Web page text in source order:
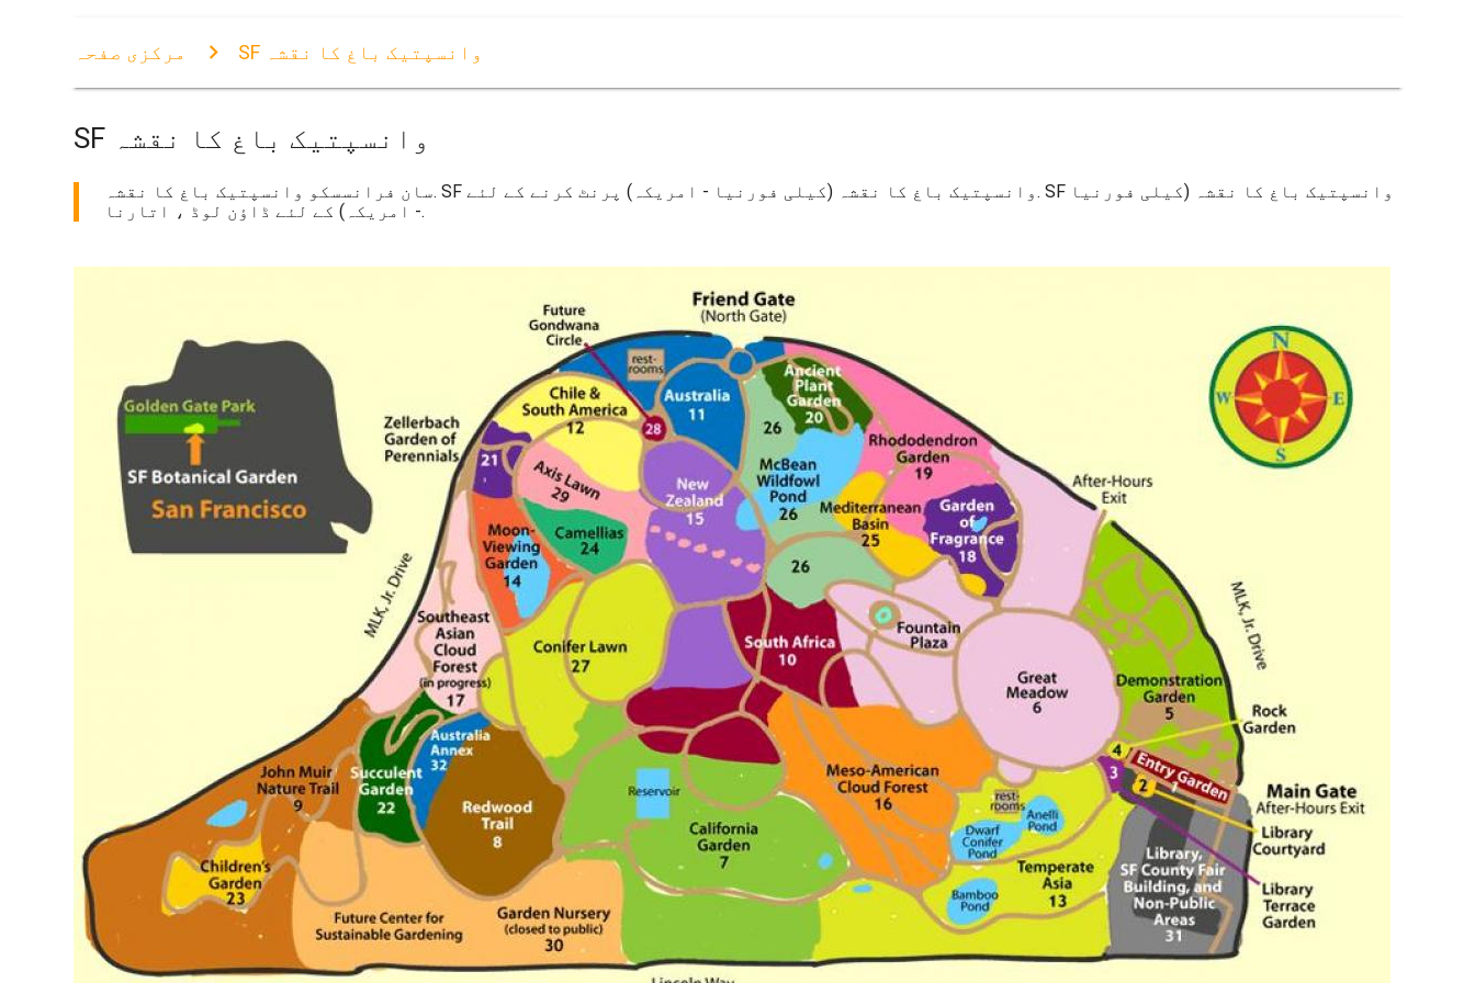
مرکزی صفحہ SF وانسپتیک باغ کا نقشہ
SF وانسپتیک باغ کا نقشہ
سان فرانسسکو وانسپتیک باغ کا نقشہ. SF وانسپتیک باغ کا نقشہ (کیلی فورنیا - امریکہ) پرنٹ کرنے کے لئے. SF وانسپتیک باغ کا نقشہ (کیلی فورنیا
- امریکہ) کے لئے ڈاؤن لوڈ ، اتارنا.